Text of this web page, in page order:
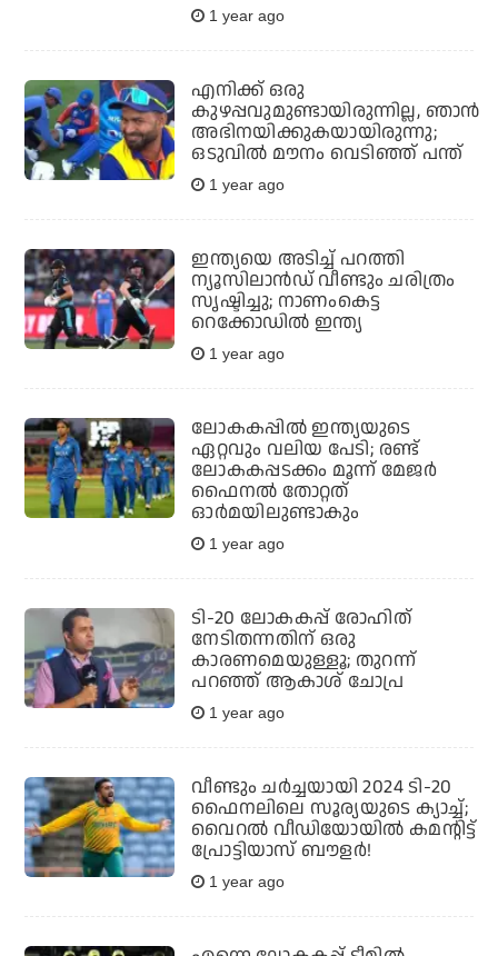
1 year ago
എനിക്ക് ഒരു
കുഴപ്പവുമുണ്ടായിരുന്നില്ല, ഞാന്‍
അഭിനയിക്കുകയായിരുന്നു;
ഒടുവില്‍ മൗനം വെടിഞ്ഞ് പന്ത്
1 year ago
ഇന്ത്യയെ അടിച്ച് പറത്തി
ന്യൂസിലാന്‍ഡ് വീണ്ടും ചരിത്രം
സൃഷ്ടിച്ചു; നാണംകെട്ട
റെക്കോഡില്‍ ഇന്ത്യ
1 year ago
ലോകകപ്പില്‍ ഇന്ത്യയുടെ
ഏറ്റവും വലിയ പേടി; രണ്ട്
ലോകകപ്പടക്കം മൂന്ന് മേജര്‍
ഫൈനല്‍ തോറ്റത്
ഓര്‍മയിലുണ്ടാകും
1 year ago
ടി-20 ലോകകപ്പ് രോഹിത്
നേടിതന്നതിന് ഒരു
കാരണമെയുള്ളൂ; തുറന്ന്
പറഞ്ഞ് ആകാശ് ചോപ്ര
1 year ago
വീണ്ടും ചര്‍ച്ചയായി 2024 ടി-20
ഫൈനലിലെ സൂര്യയുടെ ക്യാച്ച്;
വൈറല്‍ വീഡിയോയില്‍ കമന്റിട്ട്
പ്രോട്ടിയാസ് ബൗളര്‍!
1 year ago